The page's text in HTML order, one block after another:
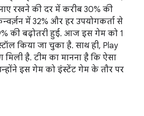
रखने की दर में करीब 30% की
में 32% और हर उपयोगकर्ता से
की बढ़ोतरी हुई. आज इस गेम को 1
किया जा चुका है. साथ ही, Play
मिली है. टीम का मानना है कि ऐसा
इस गेम को इंस्टेंट गेम के तौर पर